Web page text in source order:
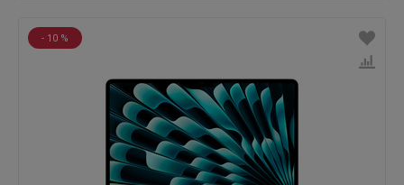
- 10 %